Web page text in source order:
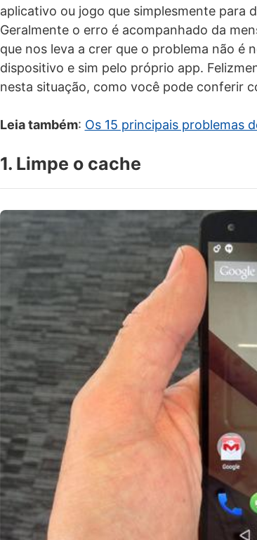
aplicativo ou jogo que simplesmente para
Geralmente o erro é acompanhado da
que nos leva a crer que o problema não é
dispositivo e sim pelo próprio app.
nesta situação, como você pode conferir
Leia também: Os 15 principais problemas
1. Limpe o cache